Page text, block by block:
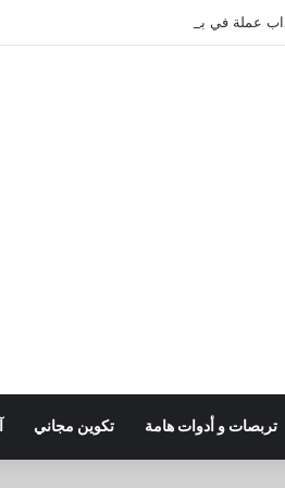
تربصات و أدوات هامة تكوين مجاني